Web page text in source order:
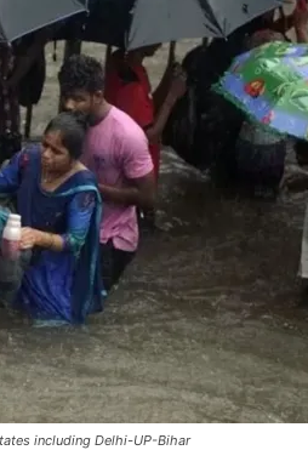
including Delhi-UP-Bihar